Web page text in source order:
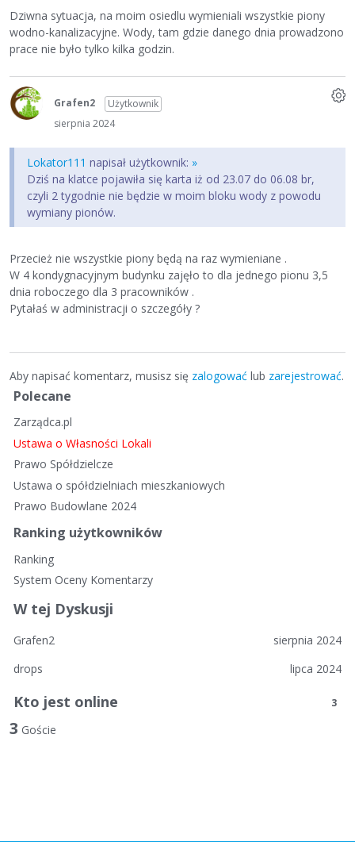
Dziwna sytuacja, na moim osiedlu wymieniali wszystkie piony
wodno-kanalizacyjne. Wody, tam gdzie danego dnia prowadzono
prace nie było tylko kilka godzin.
Grafen2
Użytkownik
sierpnia 2024
Lokator111 napisał użytkownik: »
Dziś na klatce pojawiła się karta iż od 23.07 do 06.08 br,
czyli 2 tygodnie nie będzie w moim bloku wody z powodu
wymiany pionów.
Przecież nie wszystkie piony będą na raz wymieniane .
W 4 kondygnacyjnym budynku zajęło to dla jednego pionu 3,5
dnia roboczego dla 3 pracowników .
Pytałaś w administracji o szczegóły ?
Aby napisać komentarz, musisz się zalogować lub zarejestrować.
S
y
b
k
k
Polecane
Zarządca.pl
Ustawa o Własności Lokali
Prawo Spółdzielcze
Ustawa o spółdzielniach mieszkaniowych
Prawo Budowlane 2024
Ranking użytkowników
Ranking
System Oceny Komentarzy
W tej Dyskusji
sierpnia 2024
Grafen2
lipca 2024
drops
Kto jest online 3
3 Goście